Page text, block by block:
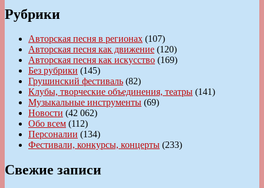
Рубрики
Авторская песня в регионах (107)
Авторская песня как движение (120)
Авторская песня как искусство (169)
Без рубрики (145)
Грушинский фестиваль (82)
Клубы, творческие объединения, театры (141)
Музыкальные инструменты (69)
Новости (42 062)
Обо всем (112)
Персоналии (134)
Фестивали, конкурсы, концерты (233)
Свежие записи